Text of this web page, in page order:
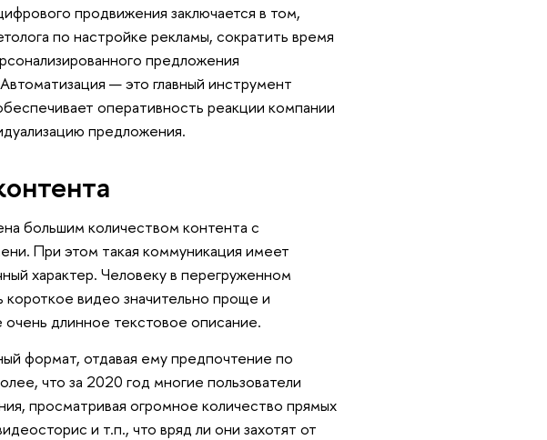
продвижения заключается в том,
по настройке рекламы, сократить время
предложения
— это главный инструмент
оперативность реакции компании
предложения.
большим количеством контента с
При этом такая коммуникация имеет
характер. Человеку в перегруженном
видео значительно проще и
длинное текстовое описание.
формат, отдавая ему предпочтение по
что за 2020 год многие пользователи
просматривая огромное количество прямых
и т.п., что вряд ли они захотят от